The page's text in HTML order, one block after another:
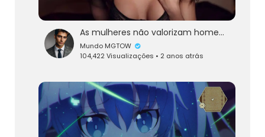
As mulheres não valorizam homens, elas valorizam fetiches!
Mundo MGTOW
104,422 Visualizações • 2 anos atrás